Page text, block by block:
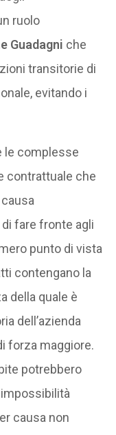
ruolo
Guadagni che
transitorie di
evitando i
le complesse
contrattuale che
fare fronte agli
punto di vista
contengano la
della quale è
dell’azienda
forza maggiore.
potrebbero
causa non